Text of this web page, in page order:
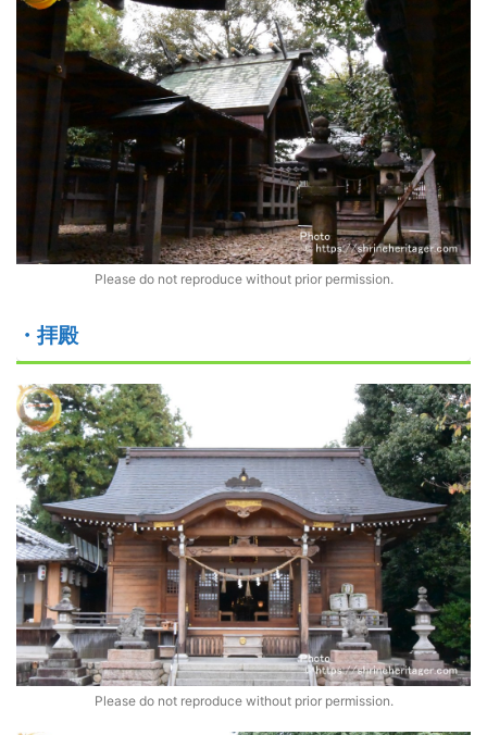
Please do not reproduce without prior permission.
・拝殿
Please do not reproduce without prior permission.